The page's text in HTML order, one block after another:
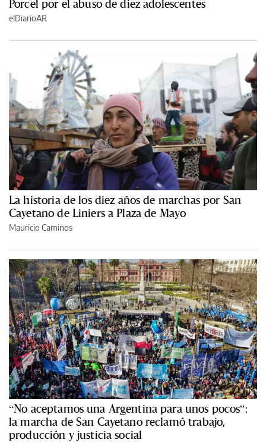
Porcel por el abuso de diez adolescentes
elDiarioAR
La historia de los diez años de marchas por San
Cayetano de Liniers a Plaza de Mayo
Mauricio Caminos
“No aceptamos una Argentina para unos pocos”:
la marcha de San Cayetano reclamó trabajo,
producción y justicia social